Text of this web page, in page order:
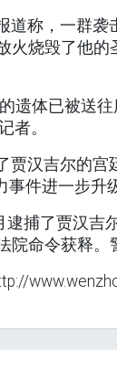
称，一群袭
烧毁了他的
遗体已被送
者。
贾汉吉尔的
事件进一步升
捕了贾汉吉
命令获释。